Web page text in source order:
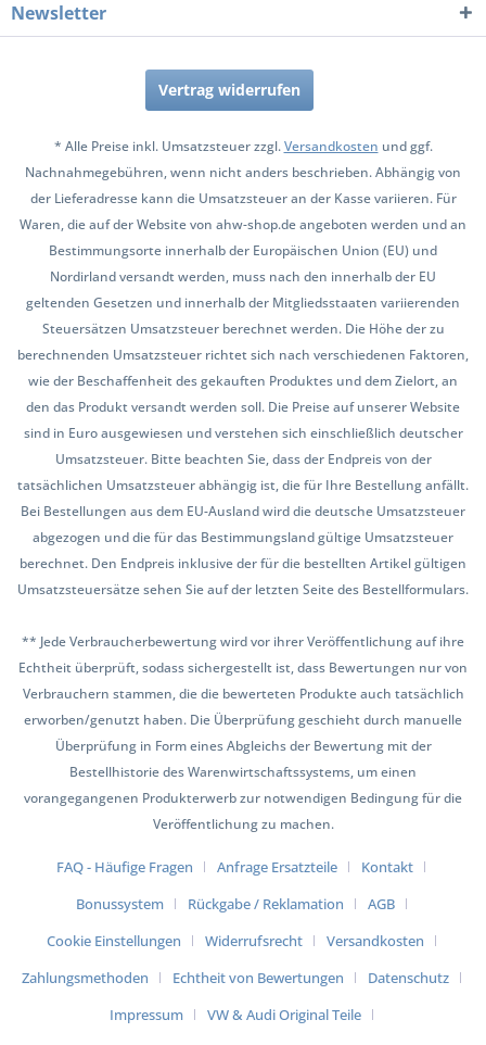
Newsletter
Vertrag widerrufen
* Alle Preise inkl. Umsatzsteuer zzgl.Versandkosten und ggf.
Nachnahmegebühren, wenn nicht anders beschrieben. Abhängig von
der Lieferadresse kann die Umsatzsteuer an der Kasse variieren. Für
Waren, die auf der Website von ahw-shop.de angeboten werden und an
Bestimmungsorte innerhalb der Europäischen Union (EU) und
Nordirland versandt werden, muss nach den innerhalb der EU
geltenden Gesetzen und innerhalb der Mitgliedsstaaten variierenden
Steuersätzen Umsatzsteuer berechnet werden. Die Höhe der zu
berechnenden Umsatzsteuer richtet sich nach verschiedenen Faktoren,
wie der Beschaffenheit des gekauften Produktes und dem Zielort, an
den das Produkt versandt werden soll. Die Preise auf unserer Website
sind in Euro ausgewiesen und verstehen sich einschließlich deutscher
Umsatzsteuer. Bitte beachten Sie, dass der Endpreis von der
tatsächlichen Umsatzsteuer abhängig ist, die für Ihre Bestellung anfällt.
Bei Bestellungen aus dem EU-Ausland wird die deutsche Umsatzsteuer
abgezogen und die für das Bestimmungsland gültige Umsatzsteuer
berechnet. Den Endpreis inklusive der für die bestellten Artikel gültigen
Umsatzsteuersätze sehen Sie auf der letzten Seite des Bestellformulars.
** Jede Verbraucherbewertung wird vor ihrer Veröffentlichung auf ihre
Echtheit überprüft, sodass sichergestellt ist, dass Bewertungen nur von
Verbrauchern stammen, die die bewerteten Produkte auch tatsächlich
erworben/genutzt haben. Die Überprüfung geschieht durch manuelle
Überprüfung in Form eines Abgleichs der Bewertung mit der
Bestellhistorie des Warenwirtschaftssystems, um einen
vorangegangenen Produkterwerb zur notwendigen Bedingung für die
Veröffentlichung zu machen.
FAQ - Häufige Fragen Anfrage Ersatzteile
Kontakt
Bonussystem
Rückgabe / Reklamation
AGB
Cookie Einstellungen
Widerrufsrecht
Versandkosten
Zahlungsmethoden
Echtheit von Bewertungen
Datenschutz
Impressum
VW & Audi Original Teile